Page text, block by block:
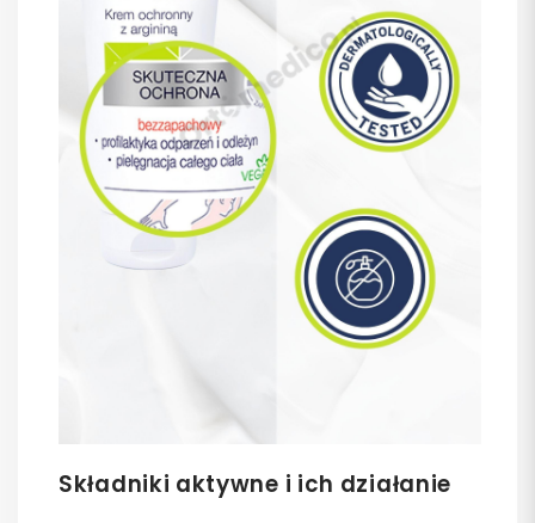
Składniki aktywne i ich działanie